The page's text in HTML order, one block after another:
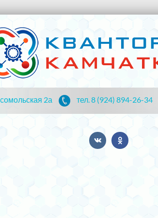
2а тел. 8 (924) 894-26-34